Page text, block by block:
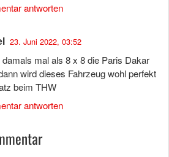
antworten
23. Juni 2022, 03:52
mal als 8 x 8 die Paris Dakar
wird dieses Fahrzeug wohl perfekt
beim THW
antworten